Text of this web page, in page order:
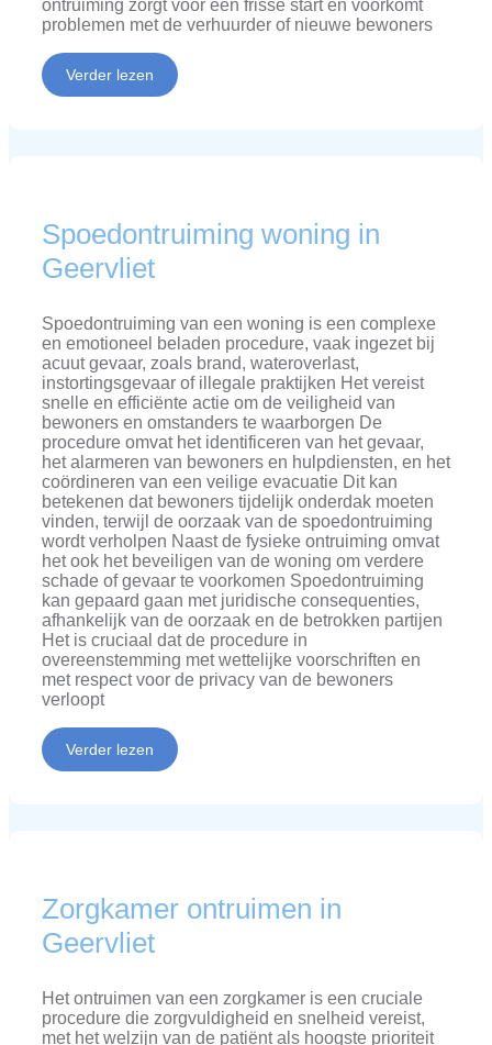
ontruiming zorgt voor een frisse start en voorkomt
problemen met de verhuurder of nieuwe bewoners
Verder lezen
Spoedontruiming woning in
Geervliet
Spoedontruiming van een woning is een complexe
en emotioneel beladen procedure, vaak ingezet bij
acuut gevaar, zoals brand, wateroverlast,
instortingsgevaar of illegale praktijken Het vereist
snelle en efficiënte actie om de veiligheid van
bewoners en omstanders te waarborgen De
procedure omvat het identificeren van het gevaar,
het alarmeren van bewoners en hulpdiensten, en het
coördineren van een veilige evacuatie Dit kan
betekenen dat bewoners tijdelijk onderdak moeten
vinden, terwijl de oorzaak van de spoedontruiming
wordt verholpen Naast de fysieke ontruiming omvat
het ook het beveiligen van de woning om verdere
schade of gevaar te voorkomen Spoedontruiming
kan gepaard gaan met juridische consequenties,
afhankelijk van de oorzaak en de betrokken partijen
Het is cruciaal dat de procedure in
overeenstemming met wettelijke voorschriften en
met respect voor de privacy van de bewoners
verloopt
Verder lezen
Zorgkamer ontruimen in
Geervliet
Het ontruimen van een zorgkamer is een cruciale
procedure die zorgvuldigheid en snelheid vereist,
met het welzijn van de patiënt als hoogste prioriteit